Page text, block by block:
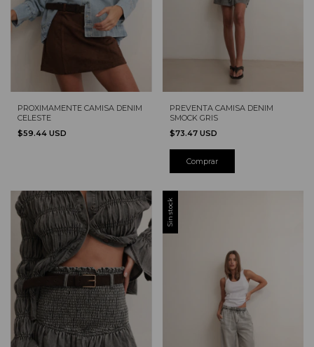
PROXIMAMENTE CAMISA DENIM
CELESTE
$59.44 USD
PREVENTA CAMISA DENIM
SMOCK GRIS
$73.47 USD
Comprar
Sin stock